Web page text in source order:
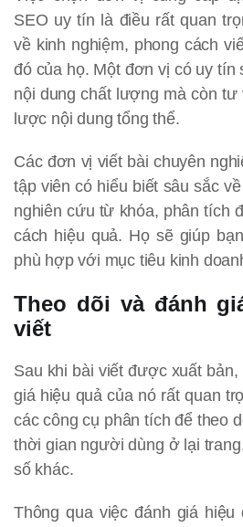
SEO uy tín là điều rất quan
về kinh nghiệm, phong cách
đó của họ. Một đơn vị có uy tín
nội dung chất lượng mà còn tư
lược nội dung tổng thể.
Các đơn vị viết bài chuyên
tập viên có hiểu biết sâu sắc
nghiên cứu từ khóa, phân tích
cách hiệu quả. Họ sẽ giúp
phù hợp với mục tiêu kinh
Theo dõi và đánh
viết
Sau khi bài viết được xuất bản,
giá hiệu quả của nó rất quan
các công cụ phân tích để theo
thời gian người dùng ở lại
số khác.
Thông qua việc đánh giá hiệu